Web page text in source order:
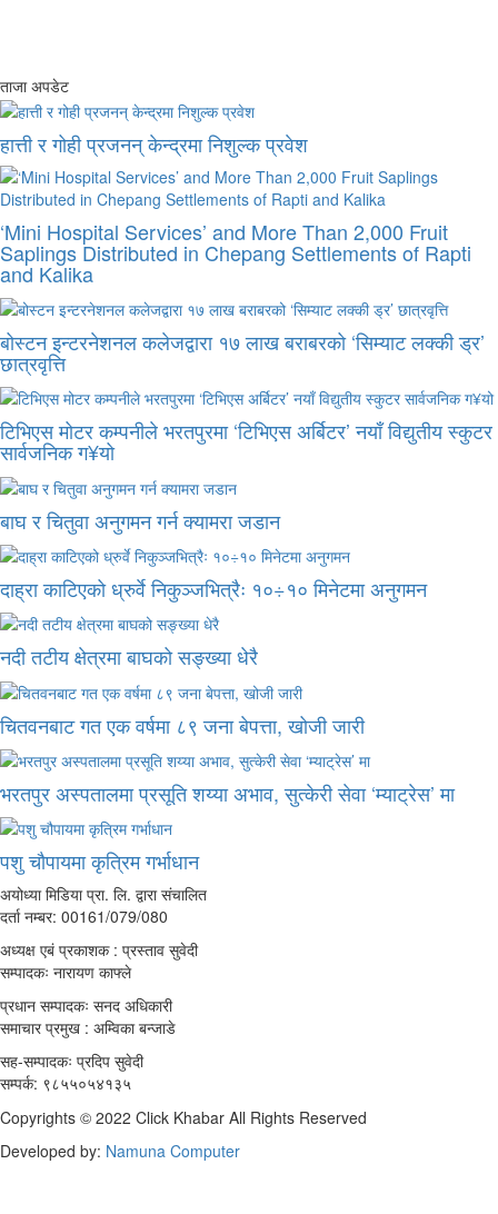
ताजा अपडेट
हात्ती र गोही प्रजनन् केन्द्रमा निशुल्क प्रवेश
‘Mini Hospital Services’ and More Than 2,000 Fruit
Saplings Distributed in Chepang Settlements of Rapti
and Kalika
बोस्टन इन्टरनेशनल कलेजद्वारा १७ लाख बराबरको ‘सिम्याट लक्की ड्र’
छात्रवृत्ति
टिभिएस मोटर कम्पनीले भरतपुरमा ‘टिभिएस अर्बिटर’ नयाँ विद्युतीय स्कुटर
सार्वजनिक ग¥यो
बाघ र चितुवा अनुगमन गर्न क्यामरा जडान
दाह्रा काटिएको ध्रुर्वे निकुञ्जभित्रैः १०÷१० मिनेटमा अनुगमन
नदी तटीय क्षेत्रमा बाघको सङ्ख्या धेरै
चितवनबाट गत एक वर्षमा ८९ जना बेपत्ता, खोजी जारी
भरतपुर अस्पतालमा प्रसूति शय्या अभाव, सुत्केरी सेवा ‘म्याट्रेस’ मा
पशु चौपायमा कृत्रिम गर्भाधान
अयोध्या मिडिया प्रा. लि. द्वारा संचालित
दर्ता नम्बर: 00161/079/080
अध्यक्ष एबं प्रकाशक : प्रस्ताव सुवेदी
सम्पादकः नारायण काफ्ले
प्रधान सम्पादकः सनद अधिकारी
समाचार प्रमुख : अम्विका बन्जाडे
सह-सम्पादकः प्रदिप सुवेदी
सम्पर्क: ९८५५०५४१३५
Copyrights © 2022 Click Khabar All Rights Reserved
Developed by: Namuna Computer